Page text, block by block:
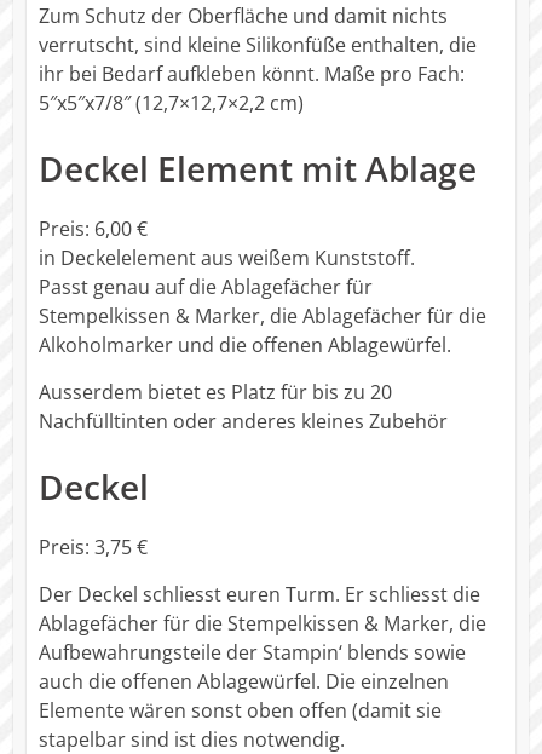
Zum Schutz der Oberfläche und damit nichts
verrutscht, sind kleine Silikonfüße enthalten, die
ihr bei Bedarf aufkleben könnt. Maße pro Fach:
5″x5″x7/8″ (12,7×12,7×2,2 cm)
Deckel Element mit Ablage
Preis: 6,00 €
in Deckelelement aus weißem Kunststoff.
Passt genau auf die Ablagefächer für
Stempelkissen & Marker, die Ablagefächer für die
Alkoholmarker und die offenen Ablagewürfel.
Ausserdem bietet es Platz für bis zu 20
Nachfülltinten oder anderes kleines Zubehör
Deckel
Preis: 3,75 €
Der Deckel schliesst euren Turm. Er schliesst die
Ablagefächer für die Stempelkissen & Marker, die
Aufbewahrungsteile der Stampin‘ blends sowie
auch die offenen Ablagewürfel. Die einzelnen
Elemente wären sonst oben offen (damit sie
stapelbar sind ist dies notwendig.